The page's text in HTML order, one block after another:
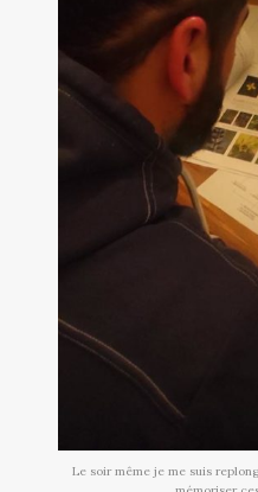
Le soir même je me suis